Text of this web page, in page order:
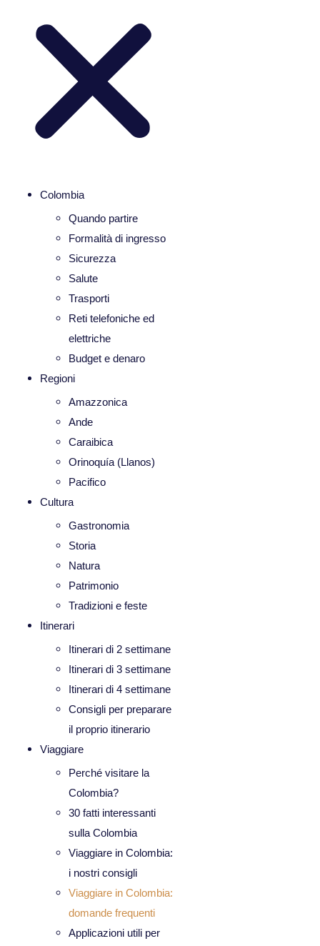
Colombia
Quando partire
Formalità di ingresso
Sicurezza
Salute
Trasporti
Reti telefoniche ed
elettriche
Budget e denaro
Regioni
Amazzonica
Ande
Caraibica
Orinoquía (Llanos)
Pacifico
Cultura
Gastronomia
Storia
Natura
Patrimonio
Tradizioni e feste
Itinerari
Itinerari di 2 settimane
Itinerari di 3 settimane
Itinerari di 4 settimane
Consigli per preparare
il proprio itinerario
Viaggiare
Perché visitare la
Colombia?
30 fatti interessanti
sulla Colombia
Viaggiare in Colombia:
i nostri consigli
Viaggiare in Colombia:
domande frequenti
Applicazioni utili per